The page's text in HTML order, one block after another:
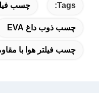
Tags: چسب
چسب ذوب داغ EVA
چسب فیلتر هوا با